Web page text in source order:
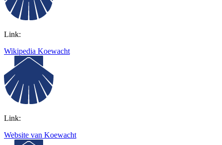
Link:
Wikipedia Koewacht
Link:
Website van Koewacht